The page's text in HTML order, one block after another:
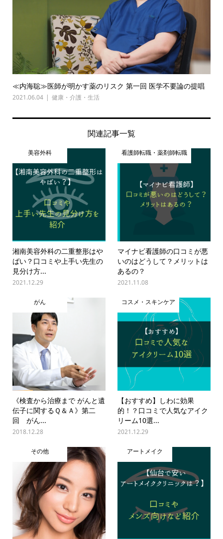
≪内海聡≫医師が明かす薬のリスク 第一回 医学不要論の提唱
2021.06.04 健康・介護・生活
関連記事一覧
美容外科
湘南美容外科の二重整形はや
ばい？口コミや上手い先生の
見分け方...
2021.12.29
看護師転職・薬剤師転職
マイナビ看護師の口コミが悪
いのはどうして？メリットは
あるの？
2021.11.08
がん
《検査から治療まで がんと遺
伝子に関するＱ＆Ａ》第二
回 がん...
2018.12.28
コスメ・スキンケア
【おすすめ】しわに効果
的！？口コミで人気なアイク
リーム10選...
2021.12.29
その他 アートメイク